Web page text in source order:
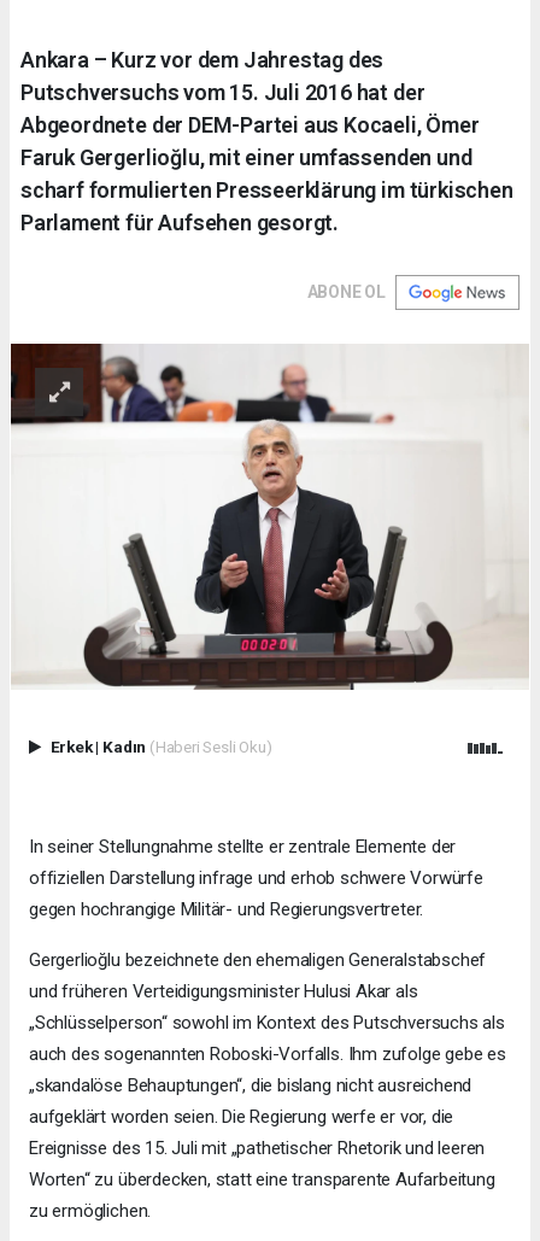
Ankara – Kurz vor dem Jahrestag des
Putschversuchs vom 15. Juli 2016 hat der
Abgeordnete der DEM-Partei aus Kocaeli, Ömer
Faruk Gergerlioğlu, mit einer umfassenden und
scharf formulierten Presseerklärung im türkischen
Parlament für Aufsehen gesorgt.
ABONE OL
Erkek| Kadın (Haberi Sesli Oku)
In seiner Stellungnahme stellte er zentrale Elemente der
offiziellen Darstellung infrage und erhob schwere Vorwürfe
gegen hochrangige Militär- und Regierungsvertreter.
Gergerlioğlu bezeichnete den ehemaligen Generalstabschef
und früheren Verteidigungsminister Hulusi Akar als
„Schlüsselperson“ sowohl im Kontext des Putschversuchs als
auch des sogenannten Roboski-Vorfalls. Ihm zufolge gebe es
„skandalöse Behauptungen“, die bislang nicht ausreichend
aufgeklärt worden seien. Die Regierung werfe er vor, die
Ereignisse des 15. Juli mit „pathetischer Rhetorik und leeren
Worten“ zu überdecken, statt eine transparente Aufarbeitung
zu ermöglichen.